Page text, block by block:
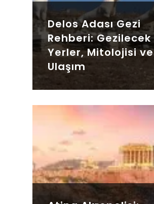
Delos Adası Gezi
Rehberi: Gezilecek
Yerler, Mitolojisi ve
Ulaşım